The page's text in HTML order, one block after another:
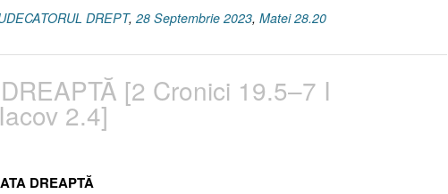
DREPT, 28 Septembrie 2023, Matei 28.20
[2 Cronici 19.5–7 I
2.4]
DREAPTĂ